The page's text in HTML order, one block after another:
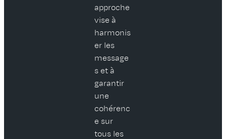
approche
vise à
harmonis
er les
message
s et à
garantir
une
cohérenc
e sur
tous les